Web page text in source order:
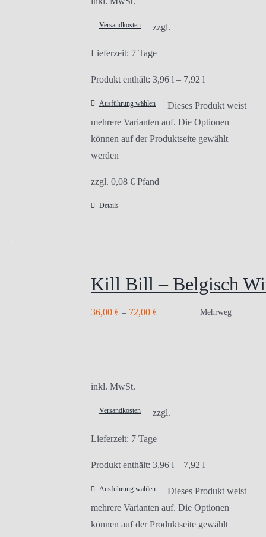
zzgl.
Versandkosten
Lieferzeit: 7 Tage
Produkt enthält: 3,96 l – 7,92 l
Ausführung wählen
Dieses Produkt weist
mehrere Varianten auf. Die Optionen
können auf der Produktseite gewählt
werden
zzgl. 0,08 € Pfand
Details
Kill Bill – Belgisch
36,00 € – 72,00 € Mehrweg
inkl. MwSt.
zzgl.
Versandkosten
Lieferzeit: 7 Tage
Produkt enthält: 3,96 l – 7,92 l
Ausführung wählen
Dieses Produkt weist
mehrere Varianten auf. Die Optionen
können auf der Produktseite gewählt